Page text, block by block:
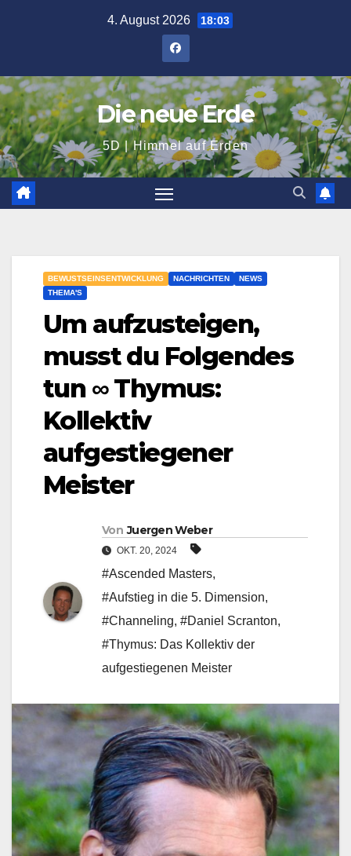
4. August 2026 18:03
Die neue Erde
5D | Himmel auf Erden
BEWUSTSEINSENTWICKLUNG NACHRICHTEN
NEWS
THEMA'S
Um aufzusteigen,
musst du Folgendes
tun ∞ Thymus:
Kollektiv
aufgestiegener
Meister
Von Juergen Weber
OKT. 20, 2024
#Ascended Masters,
#Aufstieg in die 5. Dimension,
#Channeling, #Daniel Scranton,
#Thymus: Das Kollektiv der
aufgestiegenen Meister